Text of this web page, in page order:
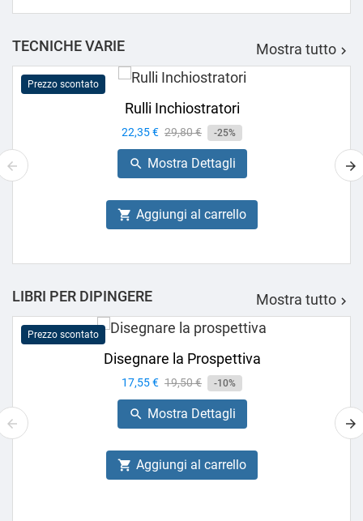
TECNICHE VARIE Mostra tutto 
Prezzo scontato
Rulli Inchiostratori
Prezzo
22,35 € Prezzo
base
29,80 € -25%
 Mostra Dettagli
 Aggiungi al carrello
LIBRI PER DIPINGERE Mostra tutto 
Prezzo scontato
Disegnare la Prospettiva
Prezzo
17,55 € Prezzo
base
19,50 € -10%
 Mostra Dettagli
 Aggiungi al carrello